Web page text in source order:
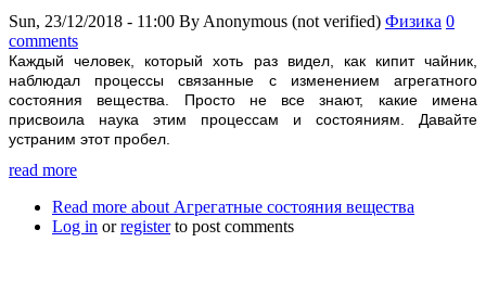
Sun, 23/12/2018 - 11:00 By Anonymous (not verified) Физика 0
comments
Каждый человек, который хоть раз видел, как кипит чайник,
наблюдал процессы связанные с изменением агрегатного
состояния вещества. Просто не все знают, какие имена
присвоила наука этим процессам и состояниям. Давайте
устраним этот пробел.
read more
Read more about Агрегатные состояния вещества
Log in orregisterto post comments